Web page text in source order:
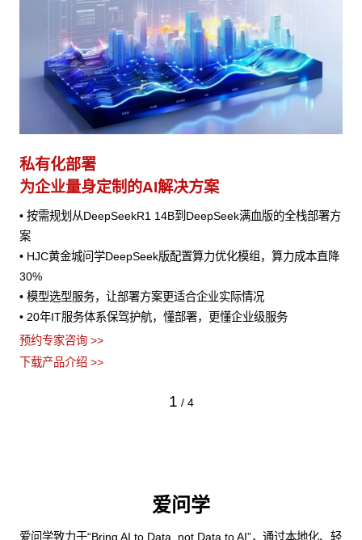
私有化部署
为企业量身定制的AI解决方案
• 按需规划从DeepSeekR1 14B到DeepSeek满血版的全栈部署方
案
• HJC黄金城问学DeepSeek版配置算力优化模组，算力成本直降
30%
• 模型选型服务，让部署方案更适合企业实际情况
• 20年IT服务体系保驾护航，懂部署，更懂企业级服务
预约专家咨询 >>
下载产品介绍 >>
1 / 4
爱问学
爱问学致力于“Bring AI to Data, not Data to AI”，通过本地化、轻